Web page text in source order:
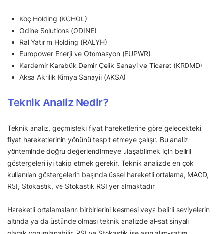
Koç Holding (KCHOL)
Odine Solutions (ODINE)
Ral Yatırım Holding (RALYH)
Europower Enerji ve Otomasyon (EUPWR)
Kardemir Karabük Demir Çelik Sanayi ve Ticaret (KRDMD)
Aksa Akrilik Kimya Sanayii (AKSA)
Teknik Analiz Nedir?
Teknik analiz, geçmişteki fiyat hareketlerine göre gelecekteki
fiyat hareketlerinin yönünü tespit etmeye çalışır. Bu analiz
yönteminde doğru değerlendirmeye ulaşabilmek için belirli
göstergeleri iyi takip etmek gerekir. Teknik analizde en çok
kullanılan göstergelerin başında üssel hareketli ortalama, MACD,
RSI, Stokastik, ve Stokastik RSI yer almaktadır.
Hareketli ortalamaların birbirlerini kesmesi veya belirli seviyelerin
altında ya da üstünde olması teknik analizde al-sat sinyali